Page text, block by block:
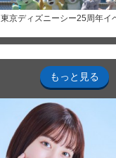
東京ディズニーシー25周年イ
もっと見る